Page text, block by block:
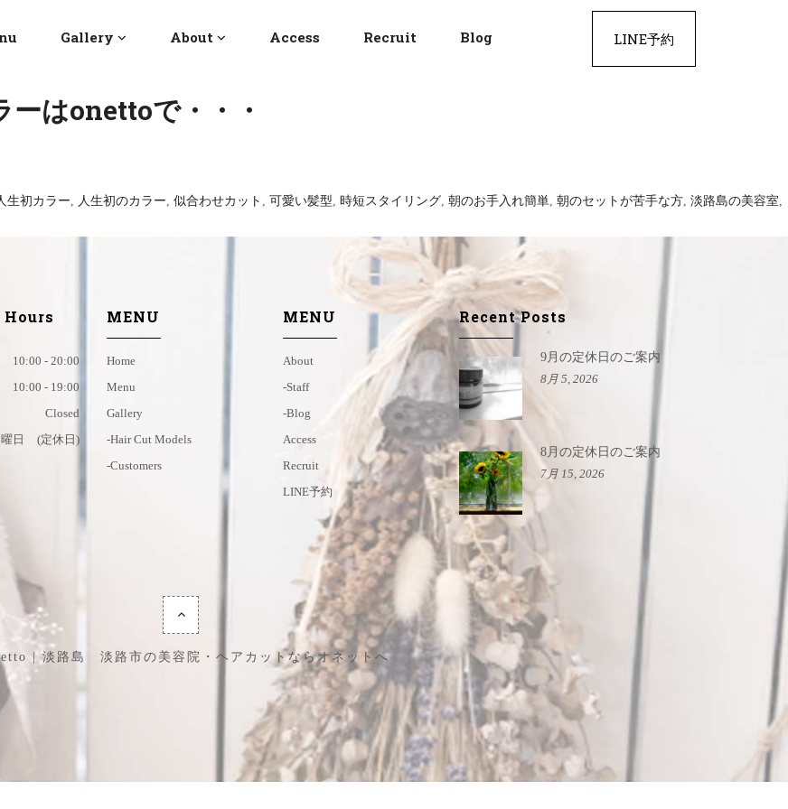
Gallery About Access Recruit Blog LINE予約
はonettoで・・・
生初カラー, 人生初のカラー, 似合わせカット , 可愛い髪型, 時短スタイリング, 朝のお手入れ簡単, 朝のセットが苦手な方, 淡路島の美容室,
10:00 - 20:00
10:00 - 19:00
Closed
日
(定休日)
MENU
Home
Menu
Gallery
-hair Cut Models
-customers
MENU
About
-staff
-blog
Access
Recruit
LINE予約
Recent Posts
9月の定休日のご案内
8月 5, 2026
8月の定休日のご案内
7月 15, 2026
| 淡路島 淡路市の美容院・ヘアカットならオネットへ